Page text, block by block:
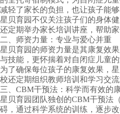
减轻了家长的负担，也让孩子能
星贝育园不仅关注孩子们的身体
还定期举办家长培训讲座，帮助
二、师资力量：专业与爱心并重
星贝育园的师资力量是其康复效
与技能，更怀揣着对自闭症儿童
为了确保每位孩子的康复效果，
校还定期组织教师培训和学习交
三、CBM干预法：科学而有效的
星贝育园团队独创的CBM干预法
碍，通过科学系统的训练，逐步